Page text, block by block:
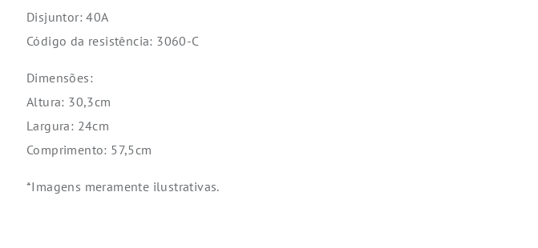
Disjuntor: 40A
Código da resistência: 3060-C
Dimensões:
Altura: 30,3cm
Largura: 24cm
Comprimento: 57,5cm
*Imagens meramente ilustrativas.